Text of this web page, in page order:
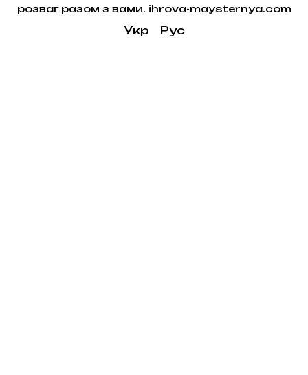
розваг разом з вами. ihrova-maysternya.com
Укр Рус